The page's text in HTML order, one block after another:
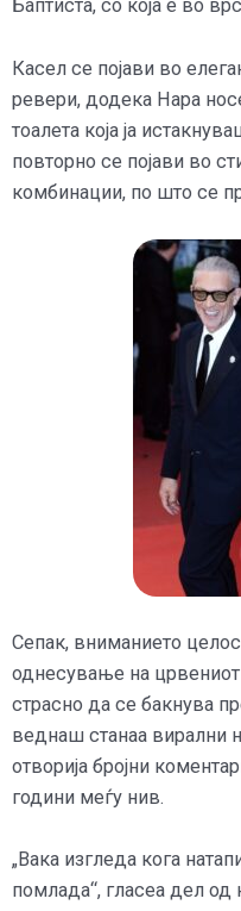
Баптиста, со која е во
Касел се појави во
ревери, додека Нара
тоалета која ја
повторно се појави во
комбинации, по што се
Сепак, вниманието
однесување на црвениот
страсно да се бакнува
веднаш станаа вирални
отворија бројни
години меѓу нив.
„Вака изгледа кога
помлада“, гласеа дел од